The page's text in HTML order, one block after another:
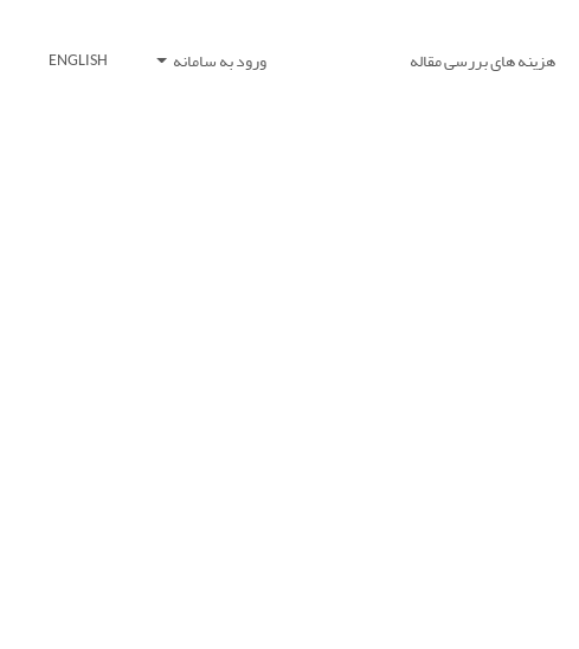
هزینه های بررسی مقاله ورود به سامانه ENGLISH